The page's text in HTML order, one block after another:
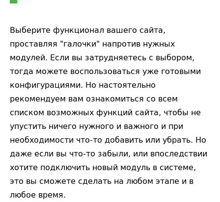
Выберите функционал вашего сайта,
проставляя "галочки" напротив нужных
модулей. Если вы затрудняетесь с выбором,
тогда можете воспользоваться уже готовыми
конфигурациями. Но настоятельно
рекомендуем вам ознакомиться со всем
списком возможных функций сайта, чтобы не
упустить ничего нужного и важного и при
необходимости что-то добавить или убрать. Но
даже если вы что-то забыли, или впоследствии
хотите подключить новый модуль в системе,
это вы сможете сделать на любом этапе и в
любое время.